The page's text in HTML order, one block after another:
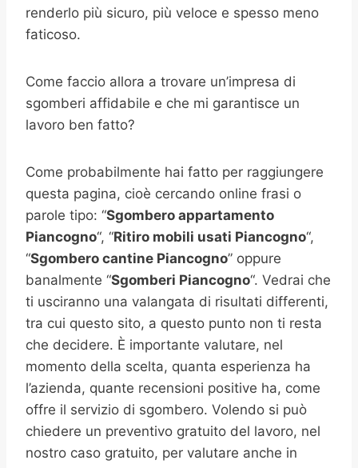
renderlo più sicuro, più veloce e spesso meno
faticoso.
Come faccio allora a trovare un’impresa di
sgomberi affidabile e che mi garantisce un
lavoro ben fatto?
Come probabilmente hai fatto per raggiungere
questa pagina, cioè cercando online frasi o
parole tipo: “Sgombero appartamento
Piancogno“, “Ritiro mobili usati Piancogno“,
“Sgombero cantine Piancogno” oppure
banalmente “Sgomberi Piancogno“. Vedrai che
ti usciranno una valangata di risultati differenti,
tra cui questo sito, a questo punto non ti resta
che decidere. È importante valutare, nel
momento della scelta, quanta esperienza ha
l’azienda, quante recensioni positive ha, come
offre il servizio di sgombero. Volendo si può
chiedere un preventivo gratuito del lavoro, nel
nostro caso gratuito, per valutare anche in